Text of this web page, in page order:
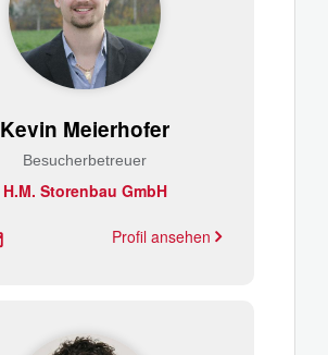
Kevin Meierhofer
Besucherbetreuer
H.M. Storenbau GmbH
Profil ansehen